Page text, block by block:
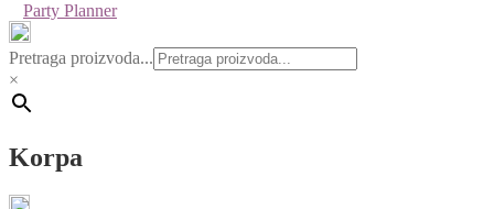
Party Planner
Pretraga proizvoda...
×
Korpa